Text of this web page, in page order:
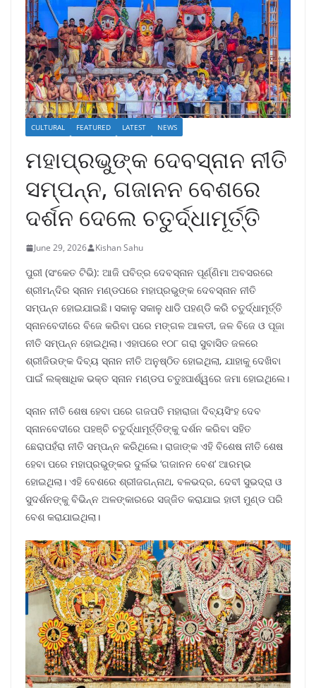
CULTURAL FEATURED LATEST NEWS
ମହାପ୍ରଭୁଙ୍କ ଦେବସ୍ନାନ ନୀତି
ସମ୍ପନ୍ନ, ଗଜାନନ ବେଶରେ
ଦର୍ଶନ ଦେଲେ ଚତୁର୍ଦ୍ଧାମୂର୍ତ୍ତି
June 29, 2026 Kishan Sahu
ପୁରୀ (ସଂକେତ ଟିଭି): ଆଜି ପବିତ୍ର ଦେବସ୍ନାନ ପୂର୍ଣ୍ଣିମା ଅବସରରେ
ଶ୍ରୀମନ୍ଦିର ସ୍ନାନ ମଣ୍ଡପରେ ମହାପ୍ରଭୁଙ୍କ ଦେବସ୍ନାନ ନୀତି
ସମ୍ପନ୍ନ ହୋଇଯାଇଛି। ସକାଳୁ ସକାଳୁ ଧାଡି ପହଣ୍ଡି କରି ଚତୁର୍ଦ୍ଧାମୂର୍ତ୍ତି
ସ୍ନାନବେଦୀରେ ବିଜେ କରିବା ପରେ ମଙ୍ଗଳ ଆଳତୀ, ଜଳ ବିଜେ ଓ ପୂଜା
ନୀତି ସମ୍ପନ୍ନ ହୋଇଥିଲା। ଏହାପରେ ୧୦୮ ଗରା ସୁବାସିତ ଜଳରେ
ଶ୍ରୀଜିଉଙ୍କ ଦିବ୍ୟ ସ୍ନାନ ନୀତି ଅନୁଷ୍ଠିତ ହୋଇଥିଲା, ଯାହାକୁ ଦେଖିବା
ପାଇଁ ଲକ୍ଷାଧିକ ଭକ୍ତ ସ୍ନାନ ମଣ୍ଡପ ଚତୁଃପାର୍ଶ୍ୱରେ ଜମା ହୋଇଥିଲେ।
ସ୍ନାନ ନୀତି ଶେଷ ହେବା ପରେ ଗଜପତି ମହାରାଜା ଦିବ୍ୟସିଂହ ଦେବ
ସ୍ନାନବେଦୀରେ ପହଞ୍ଚି ଚତୁର୍ଦ୍ଧାମୂର୍ତ୍ତିଙ୍କୁ ଦର୍ଶନ କରିବା ସହିତ
ଛେରାପହଁରା ନୀତି ସମ୍ପନ୍ନ କରିଥିଲେ। ରାଜାଙ୍କ ଏହି ବିଶେଷ ନୀତି ଶେଷ
ହେବା ପରେ ମହାପ୍ରଭୁଙ୍କର ଦୁର୍ଲଭ ‘ଗଜାନନ ବେଶ’ ଆରମ୍ଭ
ହୋଇଥିଲା। ଏହି ବେଶରେ ଶ୍ରୀଜଗନ୍ନାଥ, ବଳଭଦ୍ର, ଦେବୀ ସୁଭଦ୍ରା ଓ
ସୁଦର୍ଶନଙ୍କୁ ବିଭିନ୍ନ ଅଳଙ୍କାରରେ ସଜ୍ଜିତ କରାଯାଇ ହାତୀ ମୁଣ୍ଡ ପରି
ବେଶ କରାଯାଇଥିଲା।